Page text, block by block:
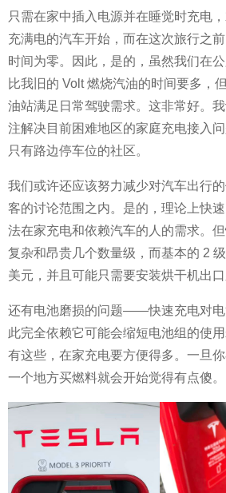
只需在家中插入电源并在睡觉时充电
充满电的汽车开始，而在这次旅行之
时间为零。因此，是的，虽然我们在
比我旧的 Volt 燃烧汽油的时间要多，
油站满足日常驾驶需求。这非常好。
注解决目前困难地区的家庭充电接入
只有路边停车位的社区。
我们或许还应该努力减少对汽车出行
客的讨论范围之内。是的，理论上快
法在家充电和依赖汽车的人的需求。
复杂和昂贵几个数量级，而基本的 2
美元，并且可能只需要安装烘干机出口
还有电池磨损的问题——快速充电对电
此完全依赖它可能会缩短电池组的使
有这些，在家充电要方便得多。一旦
一个地方买燃料就会开始觉得有点傻。